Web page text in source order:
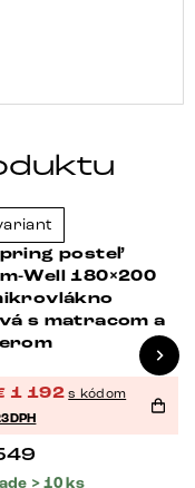
posteľ
Well 180×200
s matracom a
1 192 s kódom
> 10 ks